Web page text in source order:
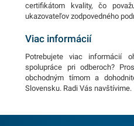
certifikátom kvality, čo
ukazovateľov zodpovedného
Viac informácií
Potrebujete viac informácií
spolupráce pri odberoch?
obchodným tímom a
Slovensku. Radi Vás navštívime.